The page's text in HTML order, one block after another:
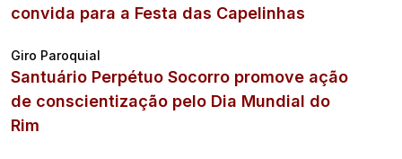
convida para a Festa das Capelinhas
Giro Paroquial
Santuário Perpétuo Socorro promove ação
de conscientização pelo Dia Mundial do
Rim